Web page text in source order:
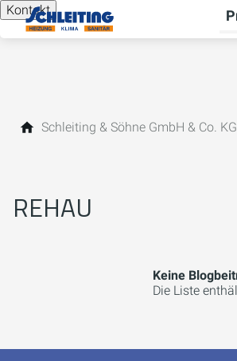
Kontakt
Schleiting & Söhne GmbH & Co. KG
REHAU
Keine
Die Liste